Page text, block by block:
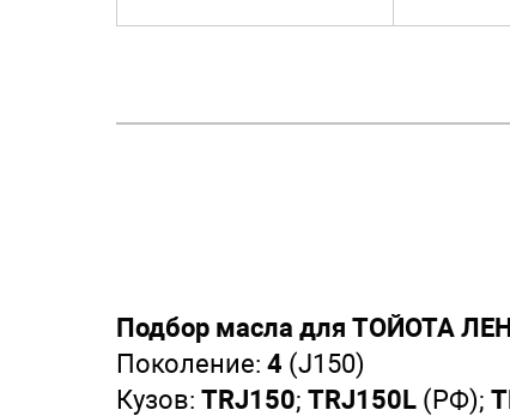
Подбор масла для ТОЙОТА
Поколение: 4 (J150)
Кузов: TRJ150; TRJ150L (РФ);